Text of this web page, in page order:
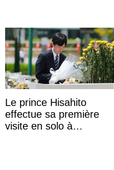
Le prince Hisahito
effectue sa première
visite en solo à